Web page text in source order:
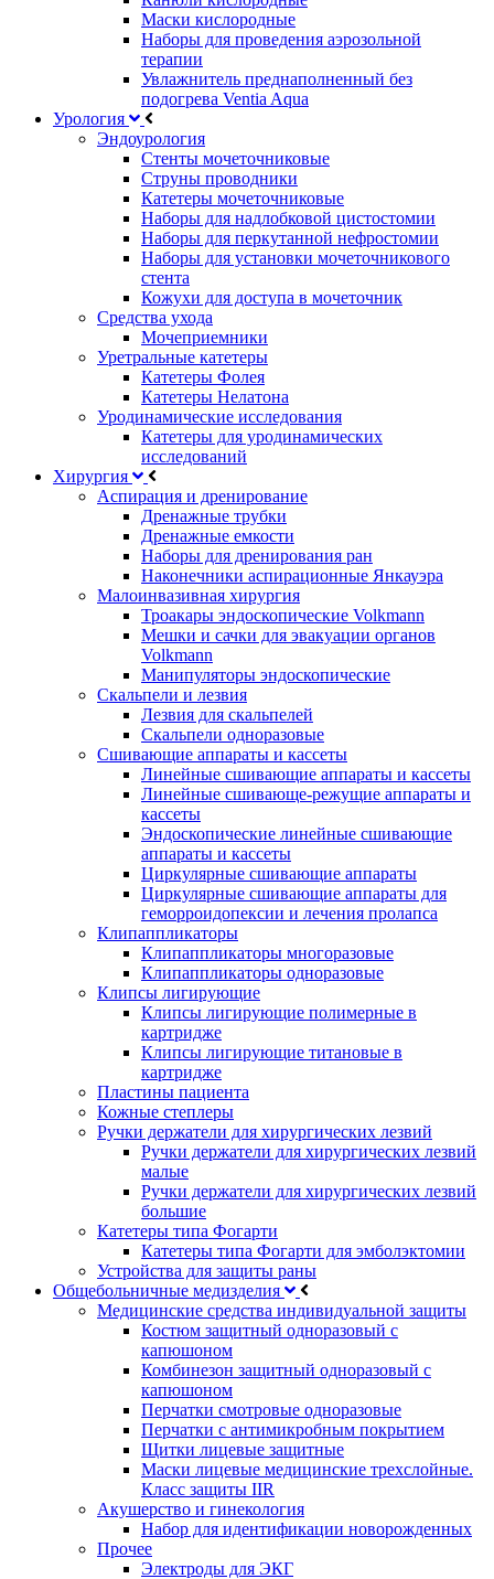
Маски кислородные
Наборы для проведения аэрозольной
терапии
Увлажнитель преднаполненный без
подогрева Ventia Aqua
Урология
Эндоурология
Стенты мочеточниковые
Струны проводники
Катетеры мочеточниковые
Наборы для надлобковой цистостомии
Наборы для перкутанной нефростомии
Наборы для установки мочеточникового
стента
Кожухи для доступа в мочеточник
Средства ухода
Мочеприемники
Уретральные катетеры
Катетеры Фолея
Катетеры Нелатона
Уродинамические исследования
Катетеры для уродинамических
исследований
Хирургия
Аспирация и дренирование
Дренажные трубки
Дренажные емкости
Наборы для дренирования ран
Наконечники аспирационные Янкауэра
Малоинвазивная хирургия
Троакары эндоскопические Volkmann
Мешки и сачки для эвакуации органов
Volkmann
Манипуляторы эндоскопические
Скальпели и лезвия
Лезвия для скальпелей
Скальпели одноразовые
Сшивающие аппараты и кассеты
Линейные сшивающие аппараты и кассеты
Линейные сшивающе-режущие аппараты и
кассеты
Эндоскопические линейные сшивающие
аппараты и кассеты
Циркулярные сшивающие аппараты
Циркулярные сшивающие аппараты для
геморроидопексии и лечения пролапса
Клипаппликаторы
Клипаппликаторы многоразовые
Клипаппликаторы одноразовые
Клипсы лигирующие
Клипсы лигирующие полимерные в
картридже
Клипсы лигирующие титановые в
картридже
Пластины пациента
Кожные степлеры
Ручки держатели для хирургических лезвий
Ручки держатели для хирургических лезвий
малые
Ручки держатели для хирургических лезвий
большие
Катетеры типа Фогарти
Катетеры типа Фогарти для эмболэктомии
Устройства для защиты раны
Общебольничные медизделия
Медицинские средства индивидуальной защиты
Костюм защитный одноразовый с
капюшоном
Комбинезон защитный одноразовый с
капюшоном
Перчатки смотровые одноразовые
Перчатки с антимикробным покрытием
Щитки лицевые защитные
Маски лицевые медицинские трехслойные.
Класс защиты IIR
Акушерство и гинекология
Набор для идентификации новорожденных
Прочее
Электроды для ЭКГ